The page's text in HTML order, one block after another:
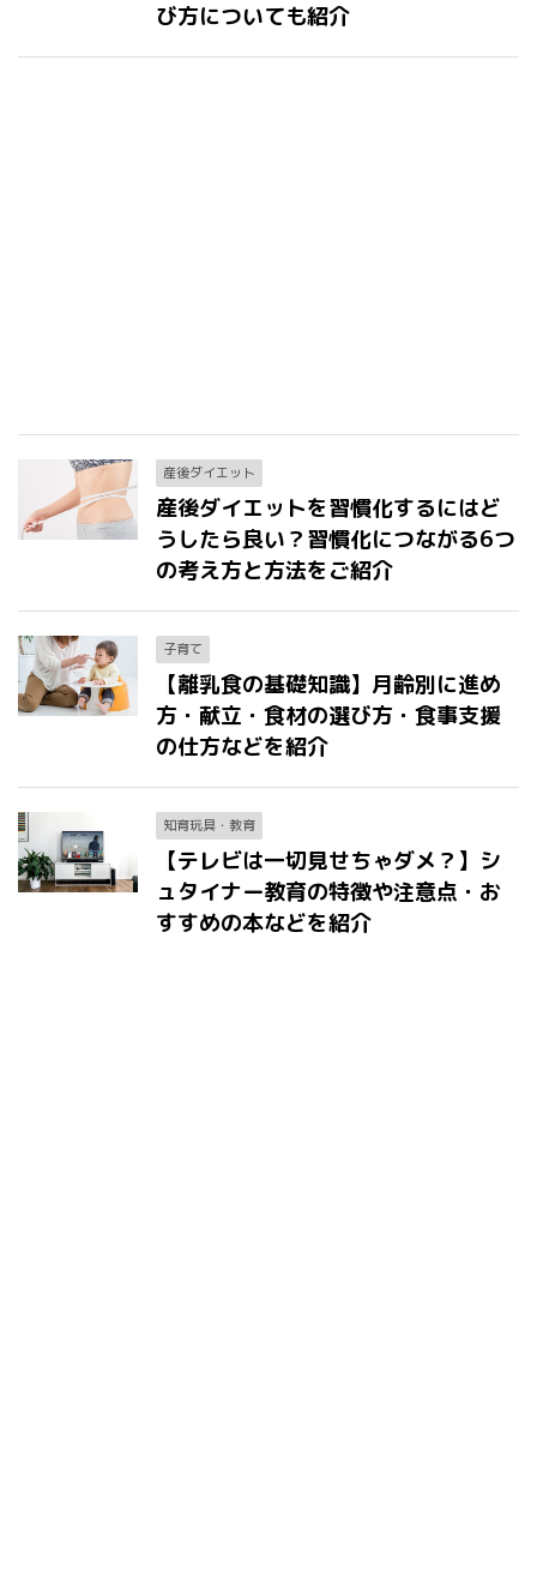
び方についても紹介
産後ダイエット
産後ダイエットを習慣化するにはど
うしたら良い？習慣化につながる6つ
の考え方と方法をご紹介
子育て
【離乳食の基礎知識】月齢別に進め
方・献立・食材の選び方・食事支援
の仕方などを紹介
知育玩具・教育
【テレビは一切見せちゃダメ？】シ
ュタイナー教育の特徴や注意点・お
すすめの本などを紹介